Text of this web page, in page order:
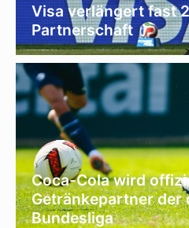
Visa verlängert fast
Partnerschaft
Coca-Cola wird
Getränkepartner der
Bundesliga